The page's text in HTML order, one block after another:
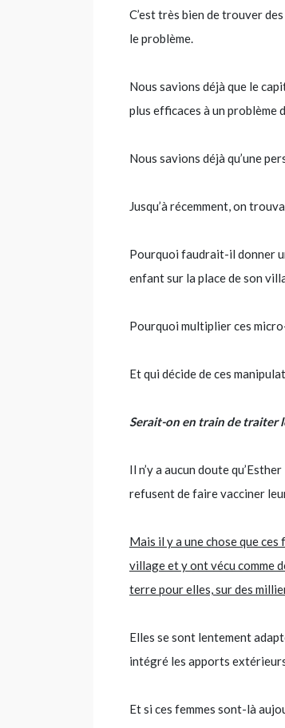
C’est très bien de trouver
le problème.
Nous savions déjà que le
plus efficaces à un problème
Nous savions déjà qu’une
Jusqu’à récemment, on
Pourquoi faudrait-il donner
enfant sur la place de son
Pourquoi multiplier ces
Et qui décide de ces
Serait-on en train de traiter
Il n’y a aucun doute
refusent de faire vacciner
Mais il y a une chose que ces
village et y ont vécu comme
terre pour elles, sur des
Elles se sont lentement
intégré les apports
Et si ces femmes sont-là